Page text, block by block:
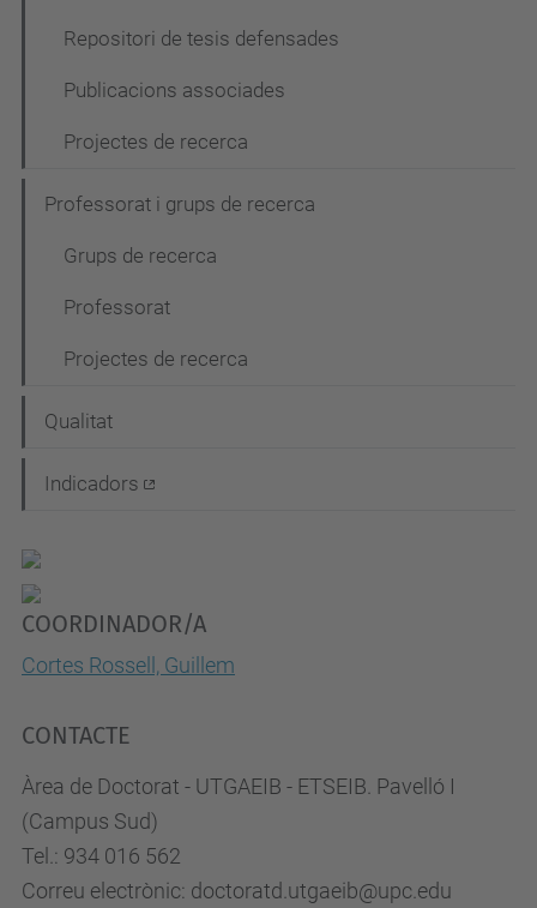
Repositori de tesis defensades
Publicacions associades
Projectes de recerca
Professorat i grups de recerca
Grups de recerca
Professorat
Projectes de recerca
Qualitat
Indicadors
COORDINADOR/A
Cortes Rossell, Guillem
CONTACTE
Àrea de Doctorat - UTGAEIB - ETSEIB. Pavelló I
(Campus Sud)
Tel.: 934 016 562
Correu electrònic: doctoratd.utgaeib@upc.edu